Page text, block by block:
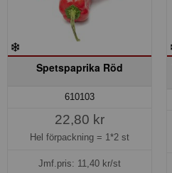
Spetspaprika Röd
610103
22,80 kr
Hel förpackning = 1*2 st
Jmf.pris: 11,40 kr/st